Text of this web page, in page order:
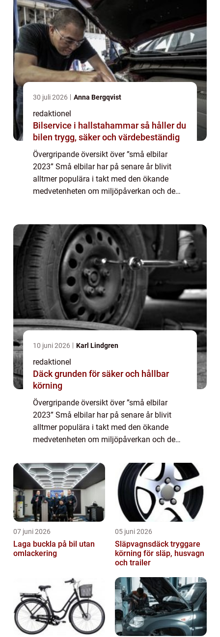
30 juli 2026 Anna Bergqvist
redaktionel
Bilservice i hallstahammar så håller du
bilen trygg, säker och värdebeständig
Övergripande översikt över ”små elbilar
2023” Små elbilar har på senare år blivit
alltmer populära i takt med den ökande
medvetenheten om miljöpåverkan och de
10 juni 2026 Karl Lindgren
redaktionel
Däck grunden för säker och hållbar
körning
Övergripande översikt över ”små elbilar
2023” Små elbilar har på senare år blivit
alltmer populära i takt med den ökande
medvetenheten om miljöpåverkan och de
dessa elbilar att ha nått en ny nivå a...
07 juni 2026
Laga buckla på bil utan
omlackering
05 juni 2026
Släpvagnsdäck tryggare
körning för släp, husvagn
och trailer